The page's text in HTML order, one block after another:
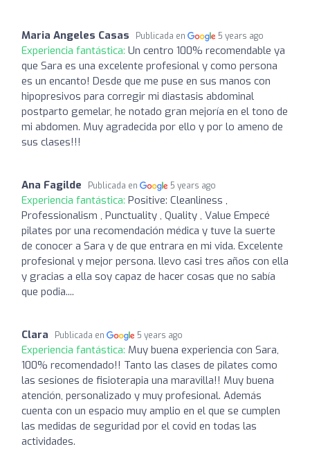
Maria Angeles Casas Publicada en 5 years ago
Experiencia fantástica: Un centro 100% recomendable ya
que Sara es una excelente profesional y como persona
es un encanto! Desde que me puse en sus manos con
hipopresivos para corregir mi diastasis abdominal
postparto gemelar, he notado gran mejoría en el tono de
mi abdomen. Muy agradecida por ello y por lo ameno de
sus clases!!!
Ana Fagilde Publicada en 5 years ago
Experiencia fantástica: Positive: Cleanliness ,
Professionalism , Punctuality , Quality , Value Empecé
pilates por una recomendación médica y tuve la suerte
de conocer a Sara y de que entrara en mi vida. Excelente
profesional y mejor persona. llevo casi tres años con ella
y gracias a ella soy capaz de hacer cosas que no sabía
que podia....
Clara Publicada en 5 years ago
Experiencia fantástica: Muy buena experiencia con Sara,
100% recomendado!! Tanto las clases de pilates como
las sesiones de fisioterapia una maravilla!! Muy buena
atención, personalizado y muy profesional. Además
cuenta con un espacio muy amplio en el que se cumplen
las medidas de seguridad por el covid en todas las
actividades.